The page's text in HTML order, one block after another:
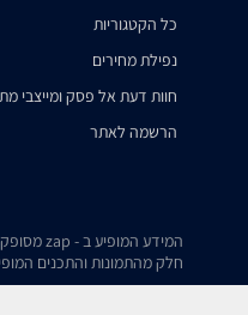
כל הקטגוריות
נפילת מחירים
חוות דעת אל פסק ומייצבי
הרשמה לאתר
המידע המופיע ב - zap מסופק על ידי החנויות עצמן ובאחריותן בלבד. במידה ונתקלת בבעיה כלשהי בנתונים המוצגים באתר, אנא שלח אלינו הודעה ואנו נטפל בעניין.
חלק מהתמונות והתכנים